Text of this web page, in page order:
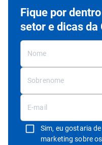
Fique por
setor e dicas da
Sim, eu gostaria
marketing sobre